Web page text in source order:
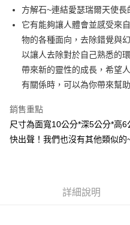
Apple Pay
街口支付
悠遊付
ATM付款
全家取貨付款
每筆NT$80，滿NT$3,000(含以
賣家宅配幫您送（台灣）
方解石~連結愛瑟瑞爾天使長
它有能夠讓人體會並感受來
物的各種面向，去除錯覺與
以讓人去除對於自己熟悉的
帶來新的靈性的成長，希望
有關係時，可以為你帶來幫助
銷售重點
尺寸為面寬10公分*深5公分*高
快出聲！我們也沒有其他類似的
詳細說明